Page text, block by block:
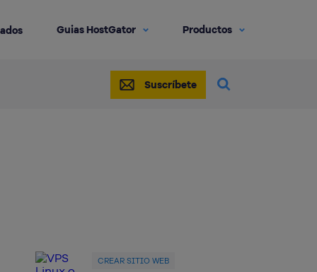
Guias HostGator Productos
Suscríbete
CREAR SITIO WEB